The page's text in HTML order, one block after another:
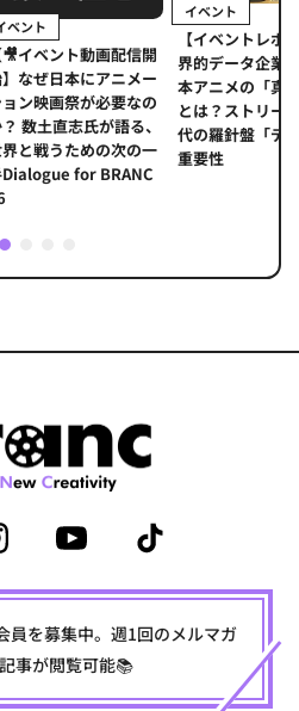
ベント
🎥イベント動画配信開
なぜ日本にアニメー
ン映画祭が必要なの
数土直志氏が語る、
と戦うための次の一
for BRANC
イベント
【イベントレポ
界的データ企業
本アニメの「真
とは？ストリー
代の羅針盤「デ
重要性
2
員を募集中。週1回のメルマガ
事が閲覧可能📚